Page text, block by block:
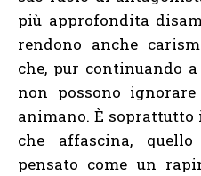
più approfondita
rendono anche
che, pur continuando
non possono
animano. È
che affascina,
pensato come un